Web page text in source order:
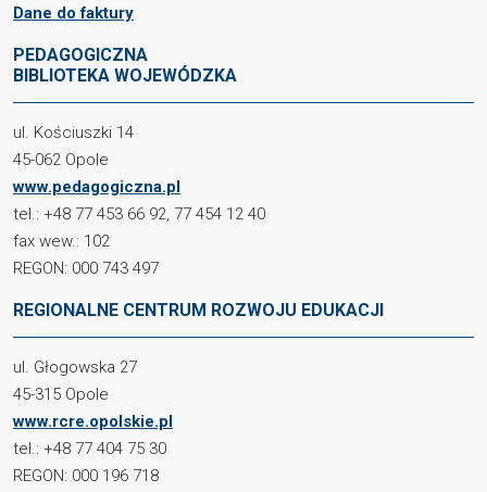
Dane do faktury
PEDAGOGICZNA
BIBLIOTEKA WOJEWÓDZKA
ul. Kościuszki 14
45-062 Opole
www.pedagogiczna.pl
tel.: +48 77 453 66 92, 77 454 12 40
fax wew.: 102
REGON: 000 743 497
REGIONALNE CENTRUM ROZWOJU EDUKACJI
ul. Głogowska 27
45-315 Opole
www.rcre.opolskie.pl
tel.: +48 77 404 75 30
REGON: 000 196 718